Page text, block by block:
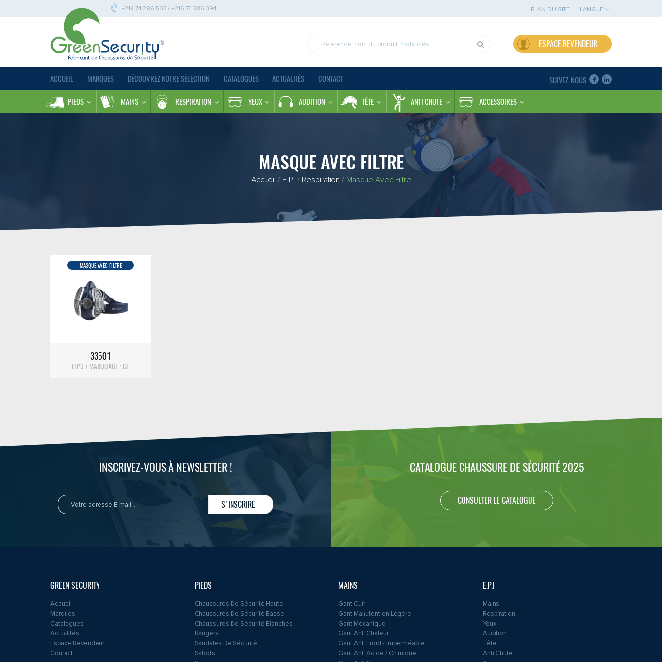
+216 74 286 503 / +216 74 286 394 PLAN DU SITE LANGUE
ESPACE REVENDEUR
ACCUEIL MARQUES DÉCOUVREZ NOTRE SÉLECTION CATALOGUES ACTUALITÉS CONTACT SUIVEZ-NOUS
PIEDS MAINS RESPIRATION YEUX AUDITION TÊTE ANTI CHUTE ACCESSOIRES
MASQUE AVEC FILTRE
Accueil / E.P.I / Respiration / Masque Avec Filtre
DÉTAIL
MASQUE AVEC FILTRE
33501
FFP3 / MARQUAGE : CE
INSCRIVEZ-VOUS À NEWSLETTER !
S'INSCRIRE
CATALOGUE CHAUSSURE DE SÉCURITÉ 2025
CONSULTER LE CATALOGUE
GREEN SECURITY
Accueil
Marques
Catalogues
Actualités
Espace Revendeur
Contact
PIEDS
Chaussures De Sécurité Haute
Chaussures De Sécurité Basse
Chaussures De Sécurité Blanches
Rangers
Sandales De Sécurité
Sabots
MAINS
Gant Cuir
Gant Manutention Légère
Gant Mécanique
Gant Anti Chaleur
Gant Anti Froid / Imperméable
Gant Anti Acide / Chimique
E.P.I
Mains
Respiration
Yeux
Audition
Tête
Anti Chute